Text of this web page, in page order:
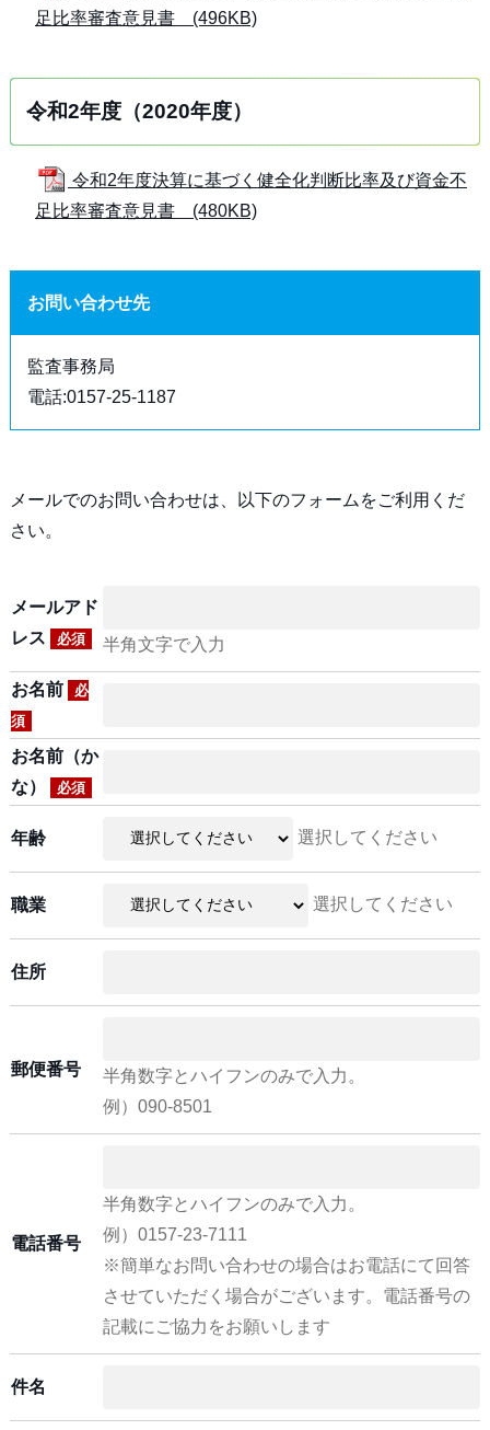
足比率審査意見書 (496KB)
令和2年度（2020年度）
令和2年度決算に基づく健全化判断比率及び資金不
足比率審査意見書 (480KB)
お問い合わせ先
監査事務局
電話:0157-25-1187
メールでのお問い合わせは、以下のフォームをご利用くだ
さい。
メールアド
レス
必須 半角文字で入力
お名前
必
須
お名前（か
な）
必須
年齢 選択してください
職業 選択してください
住所
郵便番号
半角数字とハイフンのみで入力。
例）090-8501
電話番号
半角数字とハイフンのみで入力。
例）0157-23-7111
※簡単なお問い合わせの場合はお電話にて回答
させていただく場合がございます。電話番号の
記載にご協力をお願いします
件名